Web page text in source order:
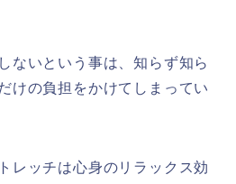
ないという事は、知らず知ら
けの負担をかけてしまってい
レッチは心身のリラックス効